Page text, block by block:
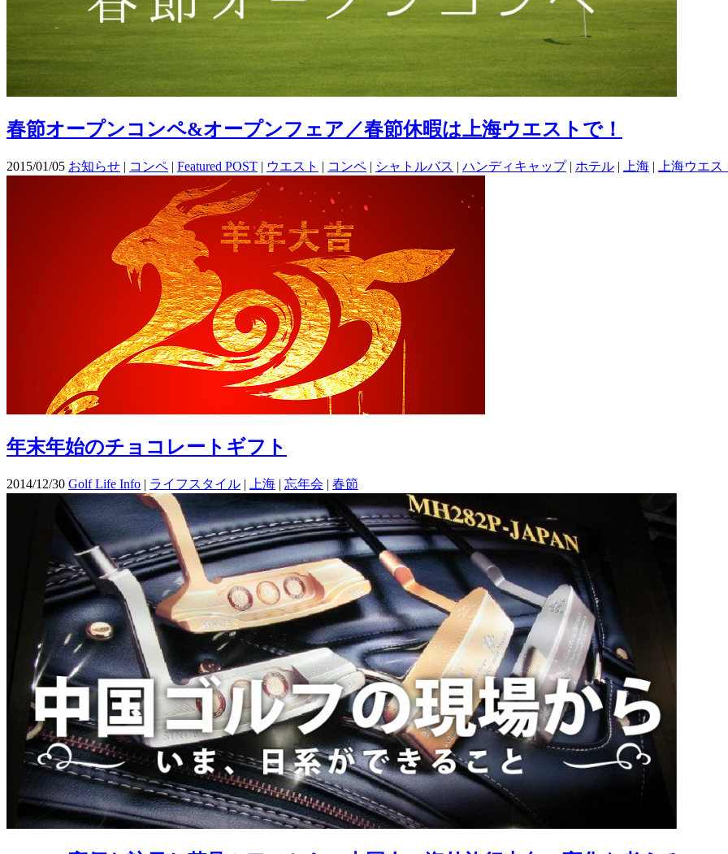
春節オープンコンペ&オープンフェア／春節休暇は上海ウエストで！
2015/01/05 お知らせ | コンペ | Featured POST | ウエスト | コンペ | シャトルバス | ハンディキャップ| ホテル | 上海 | 上海ウエス
年末年始のチョコレートギフト
2014/12/30 Golf Life Info | ライフスタイル | 上海 | 忘年会 | 春節